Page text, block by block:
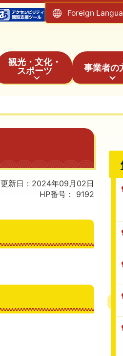
Foreign
観光・文化・
スポーツ
事業者の
更新日：2024年09月02日
HP番号：
9192